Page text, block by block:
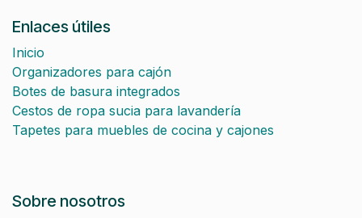
Enlaces útiles
Inicio
Organizadores para cajón
Botes de basura integrados
Cestos de ropa sucia para lavandería
Tapetes para muebles de cocina y cajones
Sobre nosotros